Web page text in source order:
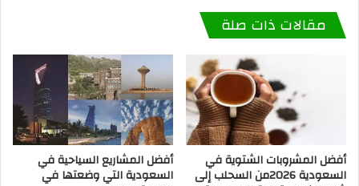
مقالات ذات صلة
أفضل المشروبات الشتوية في
السعودية 2026من السحلب إلى
أفضل المشاريع السياحية في
السعودية التي وضعتها في